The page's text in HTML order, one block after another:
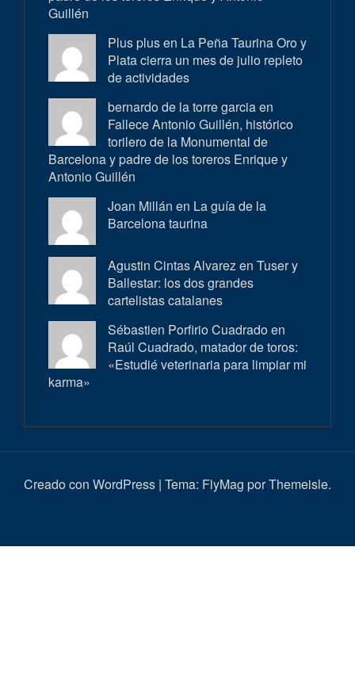
Guillén
Plus plus en La Peña Taurina Oro y
Plata cierra un mes de julio repleto
de actividades
bernardo de la torre garcia en
Fallece Antonio Guillén, histórico
torilero de la Monumental de
Barcelona y padre de los toreros Enrique y
Antonio Guillén
Joan Millán en La guía de la
Barcelona taurina
Agustin Cintas Alvarez en Tuser y
Ballestar: los dos grandes
cartelistas catalanes
Sébastien Porfirio Cuadrado en
Raúl Cuadrado, matador de toros:
«Estudié veterinaria para limpiar mi
karma»
Creado con WordPress | Tema: FlyMag por Themeisle.
Tauríd’imatges